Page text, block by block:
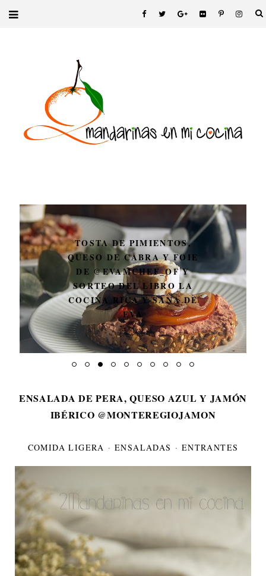
TOSTA DE PIMIENTOS,
QUESO DE CABRA Y FOIE
DE @EVAMCHEF_OF Y
SORTEO DEL LIBRO LA
COCINA RICA Y SANA DE
EVA
ENSALADA DE PERA, QUESO AZUL Y JAMÓN
IBÉRICO @MONTEREGIOJAMON
COMIDA LIGERA · ENSALADAS · ENTRANTES